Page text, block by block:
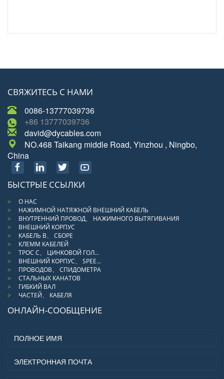
СВЯЖИТЕСЬ С НАМИ
0086-13777039736
+86 13777039736
david@dycables.com
NO.468 Taikang middle Road, Yinzhou , Ningbo,
China
БЫСТРЫЕ ССЫЛКИ
О НАС
НАЖИМНОЙ НАТЯЖНОЙ ВНЕШНИЙ КАБЕЛЬ
ВНУТРЕННИЙ ПРОВОД、 НАЖИМНОГО ВЫТЯГИВАНИЯ
ВНЕШНИЙ КОРПУС
КАБЕЛЬ В、 СБОРЕ
КЛЕММ КАБЕЛЕЙ
ТРОС С、 ЦИНКОВОЙ ГОЛ...
ВНЕШНИЙ КОРПУС、 SPEE...
ПРОВОДОВ、 СПИДОМЕТРА
СТАЛЬНЫХ КАНАТОВ
ГИБКИЙ ВАЛ
ЧАСТЕЙ、 КАБЕЛЯ
ОНЛАЙН-СООБЩЕНИЕ